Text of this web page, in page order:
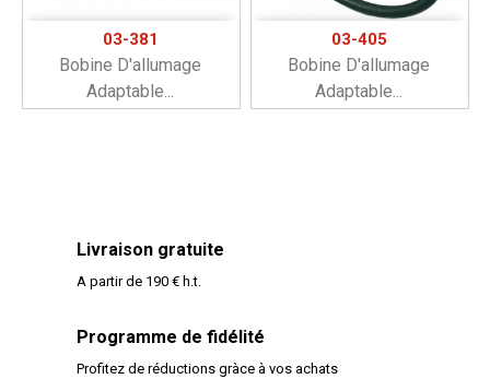
03-381
Bobine D'allumage
Adaptable...
03-405
Bobine D'allumage
Adaptable...
Livraison gratuite
A partir de 190 € h.t.
Programme de fidélité
Profitez de réductions gràce à vos achats